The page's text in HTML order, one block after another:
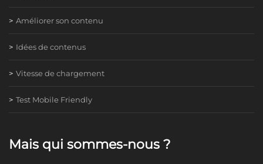
Améliorer son contenu
Idées de contenus
Vitesse de chargement
Test Mobile Friendly
Mais qui sommes-nous ?